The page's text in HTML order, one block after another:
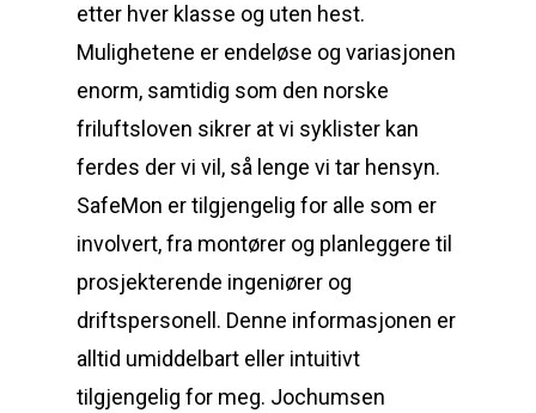
etter hver klasse og uten hest.
Mulighetene er endeløse og variasjonen
enorm, samtidig som den norske
friluftsloven sikrer at vi syklister kan
ferdes der vi vil, så lenge vi tar hensyn.
SafeMon er tilgjengelig for alle som er
involvert, fra montører og planleggere til
prosjekterende ingeniører og
driftspersonell. Denne informasjonen er
alltid umiddelbart eller intuitivt
tilgjengelig for meg. Jochumsen